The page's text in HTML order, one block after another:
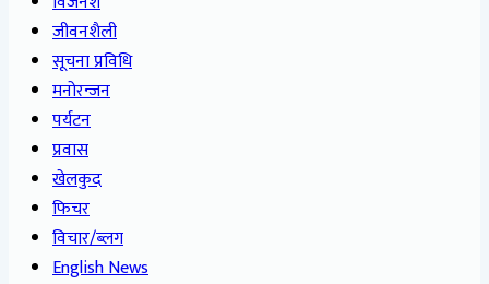
जीवनशैली
सूचना प्रविधि
मनोरन्जन
पर्यटन
प्रवास
खेलकुद
फिचर
विचार/ब्लग
English News